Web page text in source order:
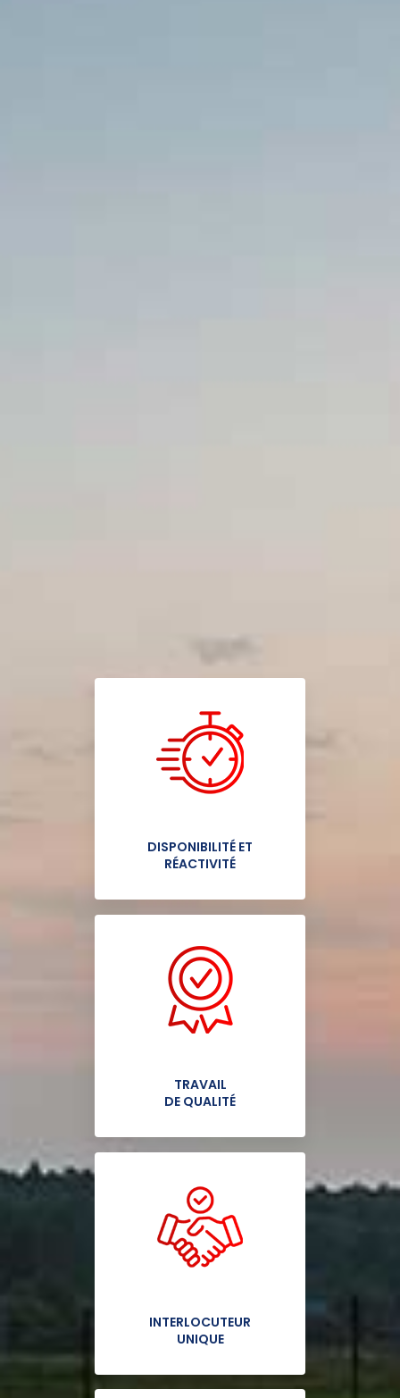
DISPONIBILITÉ ET
RÉACTIVITÉ
TRAVAIL
DE QUALITÉ
INTERLOCUTEUR
UNIQUE